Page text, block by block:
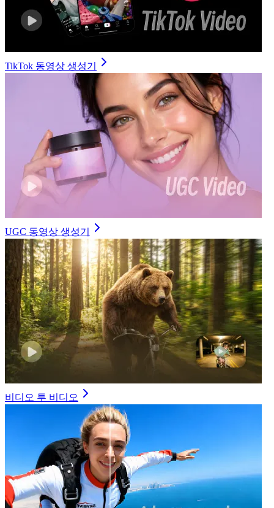
TikTok 동영상 생성기
UGC 동영상 생성기
비디오 투 비디오